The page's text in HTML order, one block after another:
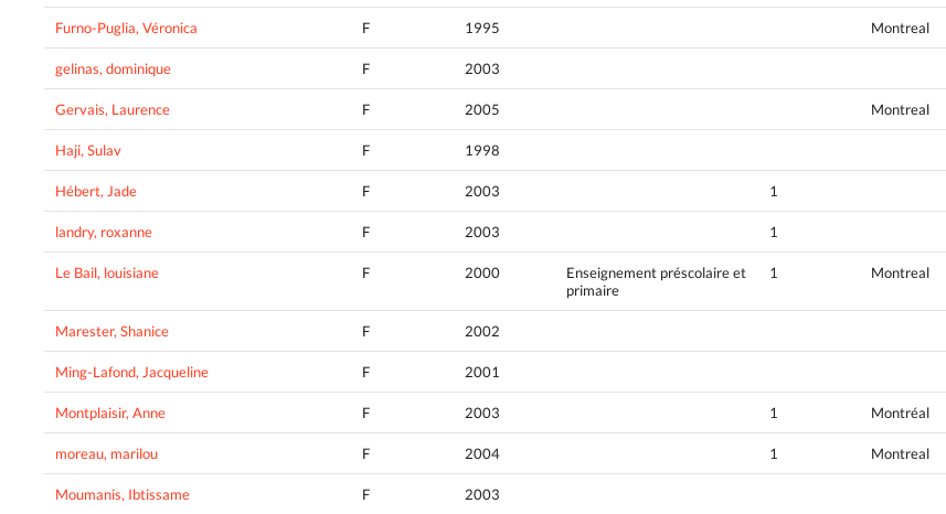
Furno-Puglia, Véronica F 1995 Montreal
gelinas, dominique F 2003
Gervais, Laurence F 2005 Montreal
Haji, Sulav F 1998
Hébert, Jade F 2003 1
landry, roxanne F 2003 1
Le Bail, louisiane F 2000
Enseignement préscolaire et
primaire
1 Montreal
Marester, Shanice F 2002
Ming-Lafond, Jacqueline F 2001
Montplaisir, Anne F 2003 1 Montréal
moreau, marilou F 2004 1 Montreal
Moumanis, Ibtissame F 2003